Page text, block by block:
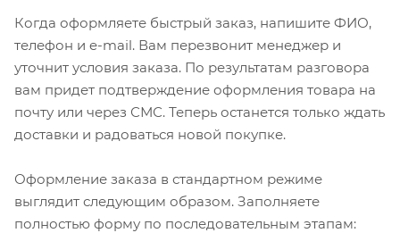
Когда оформляете быстрый заказ, напишите ФИО,
телефон и e-mail. Вам перезвонит менеджер и
уточнит условия заказа. По результатам разговора
вам придет подтверждение оформления товара на
почту или через СМС. Теперь останется только ждать
доставки и радоваться новой покупке.
Оформление заказа в стандартном режиме
выглядит следующим образом. Заполняете
полностью форму по последовательным этапам: